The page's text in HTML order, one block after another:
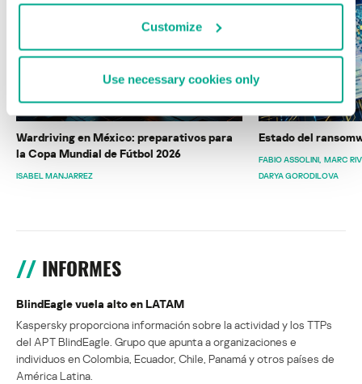
Customize
Use necessary cookies only
Wardriving en México: preparativos para
la Copa Mundial de Fútbol 2026
ISABEL MANJARREZ
Estado del
FABIO ASSOLINI MARC
DARYA GORODILOVA
INFORMES
BlindEagle vuela alto en LATAM
Kaspersky proporciona información sobre la actividad y los TTPs
del APT BlindEagle. Grupo que apunta a organizaciones e
individuos en Colombia, Ecuador, Chile, Panamá y otros países de
América Latina.